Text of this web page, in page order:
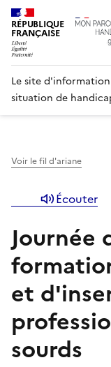
RÉPUBLIQUE
FRANÇAISE
Le site
situation de
Voir le fil d'ariane
Écouter
Journée
et
sourds